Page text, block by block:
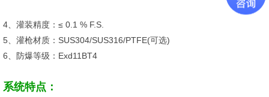
4、灌装精度：≤ 0.1 % F.S.
5、灌枪材质：SUS304/SUS316/PTFE(可选)
6、防爆等级：Exd11BT4
系统特点：